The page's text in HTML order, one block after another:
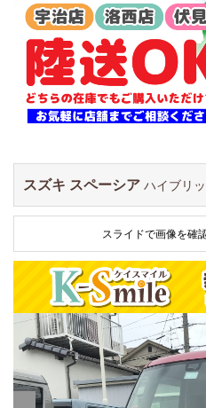
スズキ スペーシア ハイブリ
スライドで画像を確